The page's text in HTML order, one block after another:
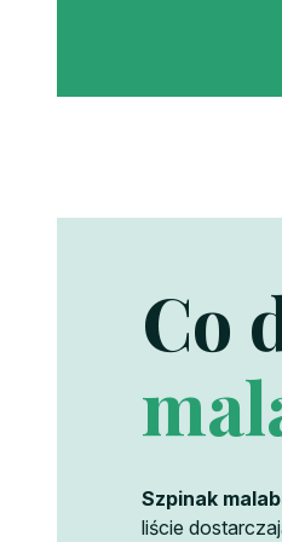
Co
Szpinak
liście